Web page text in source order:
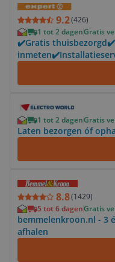
9.2(426)
1 tot 2 dagenGratis
✔️Gratis
1 tot 2 dagenGratis
Laten bezorgen óf
8.8(1429)
5 tot 6 dagenGratis
bemmelenkroon.nl - 3
afhalen